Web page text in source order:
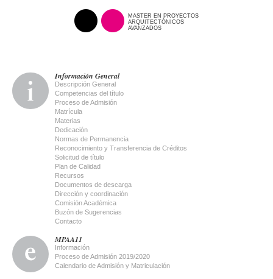
MASTER EN PROYECTOS
ARQUITECTÓNICOS
AVANZADOS
Información General
Descripción General
Competencias del título
Proceso de Admisión
Matrícula
Materias
Dedicación
Normas de Permanencia
Reconocimiento y Transferencia de Créditos
Solicitud de título
Plan de Calidad
Recursos
Documentos de descarga
Dirección y coordinación
Comisión Académica
Buzón de Sugerencias
Contacto
MPAA11
Información
Proceso de Admisión 2019/2020
Calendario de Admisión y Matriculación